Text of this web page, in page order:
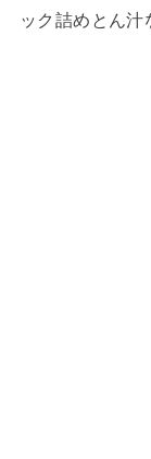
ック詰めとん汁